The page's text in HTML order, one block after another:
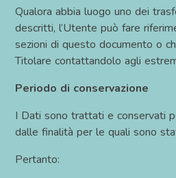
Qualora abbia luogo uno dei
descritti, l’Utente può fare
sezioni di questo documento o
Titolare contattandolo agli
Periodo di conservazione
I Dati sono trattati e conservati
dalle finalità per le quali sono
Pertanto: